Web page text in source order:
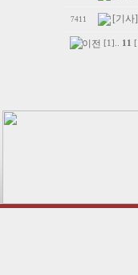
7411 [기사
[1] 11